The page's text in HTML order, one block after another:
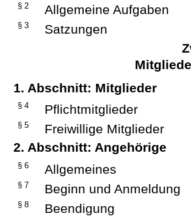
§ 2 Allgemeine Aufgaben
§ 3
Satzungen
1. Abschnitt: Mitglieder
§ 4 Pflichtmitglieder
§ 5
Freiwillige Mitglieder
2. Abschnitt: Angehörige
§ 6 Allgemeines
§ 7 Beginn und Anmeldung
§ 8
Beendigung